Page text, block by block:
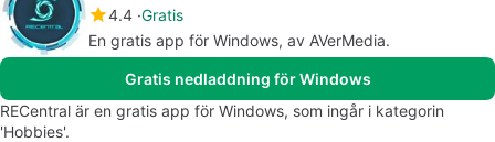
4.4 Gratis
En gratis app för Windows, av AVerMedia.
Gratis nedladdning för Windows
RECentral är en gratis app för Windows, som ingår i kategorin
'Hobbies'.